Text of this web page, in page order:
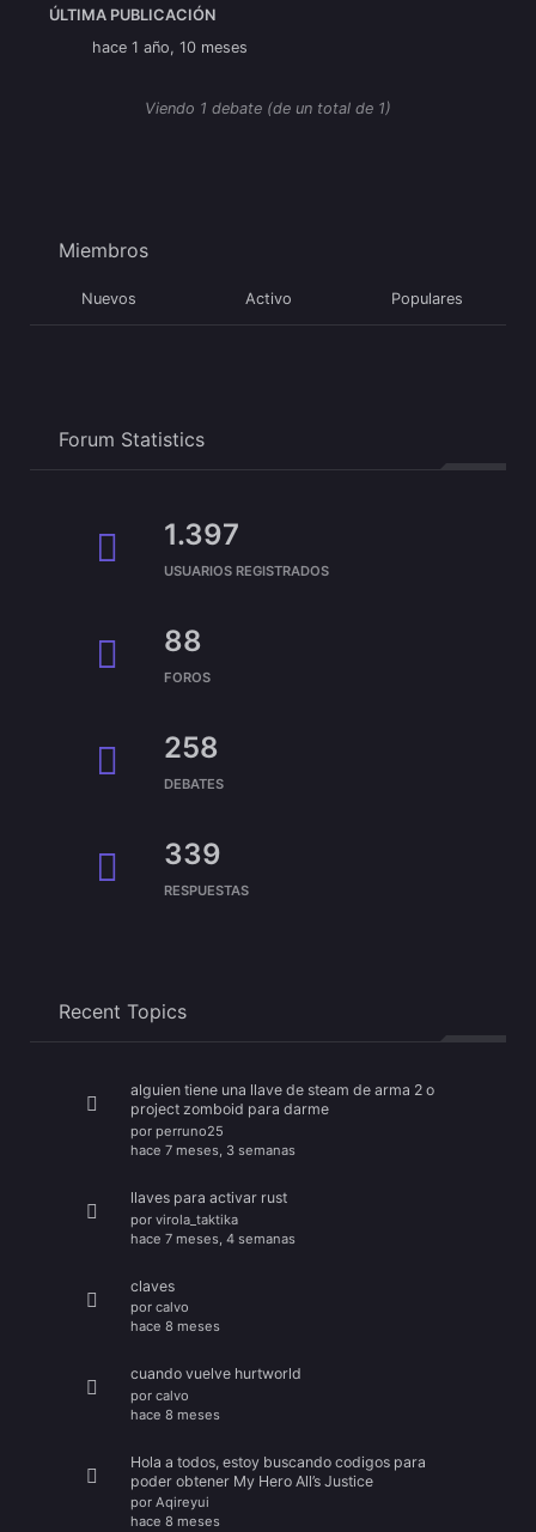
Viendo 1 debate (de un total de 1)
ÚLTIMA PUBLICACIÓN
hace 1 año, 10 meses
Miembros
Nuevos Activo Populares
Forum Statistics
1.397
USUARIOS REGISTRADOS
88
FOROS
258
DEBATES
339
RESPUESTAS
Recent Topics
alguien tiene una llave de steam de arma 2 o
project zomboid para darme
por perruno25
hace 7 meses, 3 semanas
llaves para activar rust
por virola_taktika
hace 7 meses, 4 semanas
claves
por calvo
hace 8 meses
cuando vuelve hurtworld
por calvo
hace 8 meses
Hola a todos, estoy buscando codigos para
poder obtener My Hero All’s Justice
por Aqireyui
hace 8 meses